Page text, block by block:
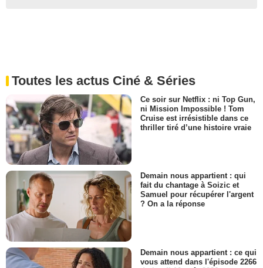
Toutes les actus Ciné & Séries
Ce soir sur Netflix : ni Top Gun,
ni Mission Impossible ! Tom
Cruise est irrésistible dans ce
thriller tiré d’une histoire vraie
Demain nous appartient : qui
fait du chantage à Soizic et
Samuel pour récupérer l'argent
? On a la réponse
Demain nous appartient : ce qui
vous attend dans l'épisode 2266